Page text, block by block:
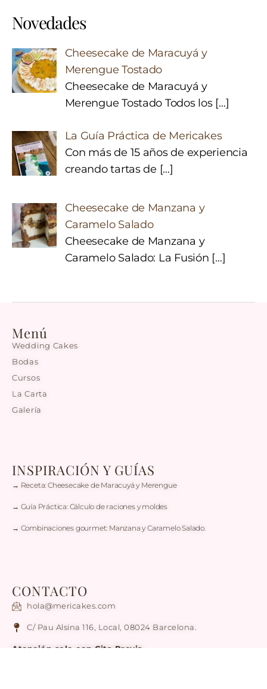
Novedades
Cheesecake de Maracuyá y
Merengue Tostado
Cheesecake de Maracuyá y
Merengue Tostado Todos los […]
La Guía Práctica de Mericakes
Con más de 15 años de experiencia
creando tartas de […]
Cheesecake de Manzana y
Caramelo Salado
Cheesecake de Manzana y
Caramelo Salado: La Fusión […]
Menú
Wedding Cakes
Bodas
Cursos
La Carta
Galería
INSPIRACIÓN Y GUÍAS
→ Receta: Cheesecake de Maracuyá y Merengue
→ Guía Práctica: Cálculo de raciones y moldes
→ Combinaciones gourmet: Manzana y Caramelo Salado.
CONTACTO
hola@mericakes.com
C/ Pau Alsina 116, Local, 08024 Barcelona.
Atención solo con Cita Previa